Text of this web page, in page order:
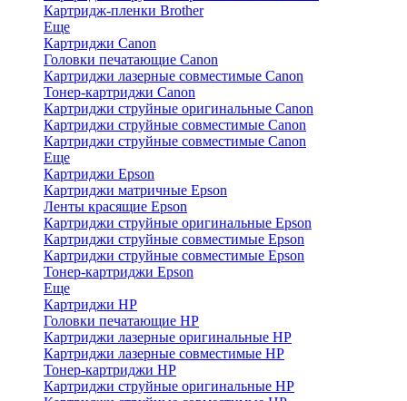
Картридж-пленки Brother
Еще
Картриджи Canon
Головки печатающие Canon
Картриджи лазерные совместимые Canon
Тонер-картриджи Canon
Картриджи струйные оригинальные Canon
Картриджи струйные совместимые Canon
Картриджи струйные совместимые Canon
Еще
Картриджи Epson
Картриджи матричные Epson
Ленты красящие Epson
Картриджи струйные оригинальные Epson
Картриджи струйные совместимые Epson
Картриджи струйные совместимые Epson
Тонер-картриджи Epson
Еще
Картриджи HP
Головки печатающие HP
Картриджи лазерные оригинальные HP
Картриджи лазерные совместимые HP
Тонер-картриджи HP
Картриджи струйные оригинальные HP